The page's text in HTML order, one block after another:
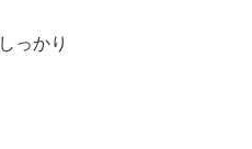
しっかり